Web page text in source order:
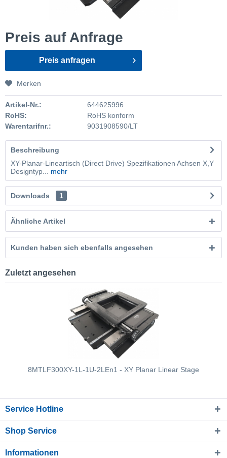
Preis auf Anfrage
Preis anfragen
Merken
Artikel-Nr.:
644625996
RoHS:
RoHS konform
Warentarifnr.:
9031908590/LT
Beschreibung
XY-Planar-Lineartisch (Direct Drive) Spezifikationen Achsen X,Y
Designtyp...
mehr
Downloads 1
Ähnliche Artikel
Kunden haben sich ebenfalls angesehen
Zuletzt angesehen
8MTLF300XY-1L-1U-2LEn1 - XY Planar Linear Stage
Service Hotline
Shop Service
Informationen